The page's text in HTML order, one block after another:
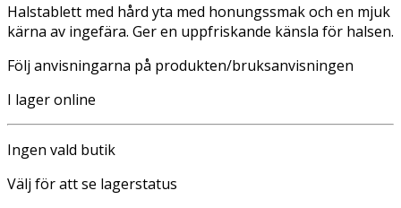
Halstablett med hård yta med honungssmak och en mjuk
kärna av ingefära. Ger en uppfriskande känsla för halsen.
Följ anvisningarna på produkten/bruksanvisningen
I lager online
Ingen vald butik
Välj för att se lagerstatus